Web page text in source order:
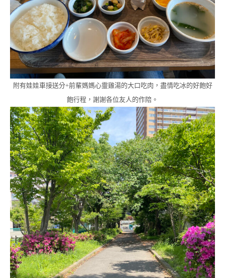
附有娃娃車接送分+前輩媽媽心靈雞湯的大口吃肉，盡情吃冰的好飽好
飽行程，謝謝各位友人的作陪。